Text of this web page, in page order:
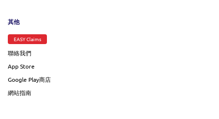
其他
EASY Claims
聯絡我們
App Store
Google Play商店
網站指南